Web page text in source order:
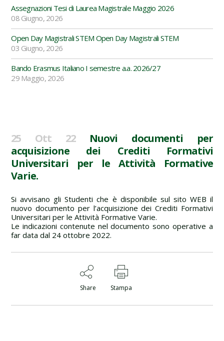
Assegnazioni Tesi di Laurea Magistrale Maggio 2026
08 Giugno, 2026
Open Day Magistrali STEM Open Day Magistrali STEM
03 Giugno, 2026
Bando Erasmus Italiano I semestre a.a. 2026/27
29 Maggio, 2026
25 Ott 22Nuovi documenti per
acquisizione dei Crediti Formativi
Universitari per le Attività Formative
Varie.
Si avvisano gli Studenti che è disponibile sul sito WEB il
nuovo documento per l’acquisizione dei Crediti Formativi
Universitari per le Attività Formative Varie.
Le indicazioni contenute nel documento sono operative a
far data dal 24 ottobre 2022.
Share Stampa